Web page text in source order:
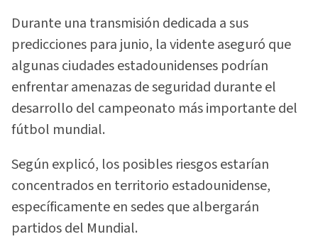
Durante una transmisión dedicada a sus
predicciones para junio, la vidente aseguró que
algunas ciudades estadounidenses podrían
enfrentar amenazas de seguridad durante el
desarrollo del campeonato más importante del
fútbol mundial.
Según explicó, los posibles riesgos estarían
concentrados en territorio estadounidense,
específicamente en sedes que albergarán
partidos del Mundial.